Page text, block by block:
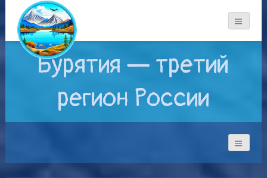
Бурятия — третий
регион России